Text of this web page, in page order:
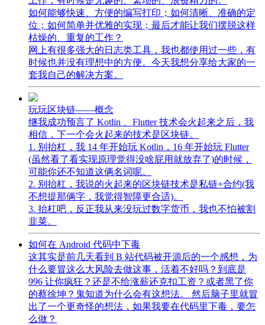
如何能够快速、方便的编写打印；如何清晰、准确的定
位；如何简单并优雅的实现；最后才能让我们摆脱这样
枯燥的、重复的工作？
网上有很多强大的日志类工具，我也都使用过一些，有
时候也并没有理想中的方便。今天我想分享给大家的一
套我自己的解决方案。
玩玩区块链——概念
继我成功预言了 Kotlin 、Flutter 技术会火起来之后，我
相信，下一个会火起来的技术是区块链。
1. 别抬杠，我 14 年开始玩 Kotlin，16 年开始玩 Flutter
(虽然看了看实现原理觉得没啥屁用就放弃了)的时候，
可能你还不知道这俩名词呢。
2. 别抬杠，我说的火起来的区块链技术是私链+合约(我
不想提那俩字，我觉得智障更合适)。
3. 抬杠吧，反正我从来没玩过数字货币，我也不怕被割
韭菜。
如何在 Android 代码中下毒
这其实是前几天看到 B 站代码被开源后的一个感想，为
什么要冒这么大风险去做这事，活着不好吗？到底是
996 让你疯狂？还是不给涨薪还克扣工资？或者黑了你
的蔡徐坤？鬼知道为什么会有这想法。 然后脑子里就冒
出了一个更奇怪的想法，如果我要在代码里下毒，要怎
么做？